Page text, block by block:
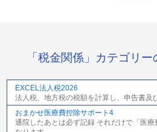
「税金関係」カテゴリ
EXCEL法人税2026
法人税、地方税の税額を計算し、申告書及
おまかせ医療費控除サポート4
通院したあとは必ず記録 それだけで「医